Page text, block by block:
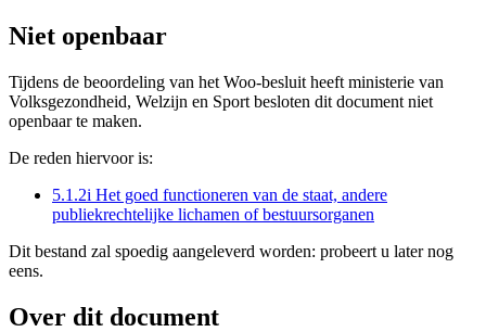
Niet openbaar
Tijdens de beoordeling van het Woo-besluit heeft ministerie van
Volksgezondheid, Welzijn en Sport besloten dit document niet
openbaar te maken.
De reden hiervoor is:
5.1.2i Het goed functioneren van de staat, andere
publiekrechtelijke lichamen of bestuursorganen
Dit bestand zal spoedig aangeleverd worden: probeert u later nog
eens.
Over dit document